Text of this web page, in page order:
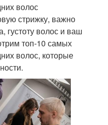
волос
стрижку, важно
густоту волос и ваш
топ-10 самых
волос, которые